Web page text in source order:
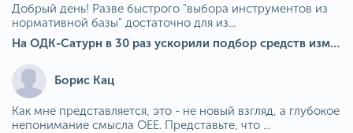
Добрый день! Разве быстрого "выбора инструментов из
нормативной базы" достаточно для из...
На ОДК-Сатурн в 30 раз ускорили подбор средств измерения для контроля качества продукции
Борис Кац
Как мне представляется, это - не новый взгляд, а глубокое
непонимание смысла OEE. Представьте, что ...